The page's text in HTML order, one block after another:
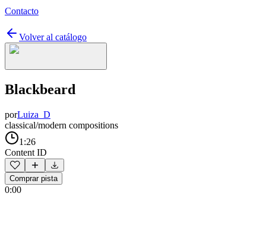
Contacto
Volver al catálogo
Blackbeard
porLuiza_D
classical/modern compositions
1:26
Content ID
Comprar pista
0:00